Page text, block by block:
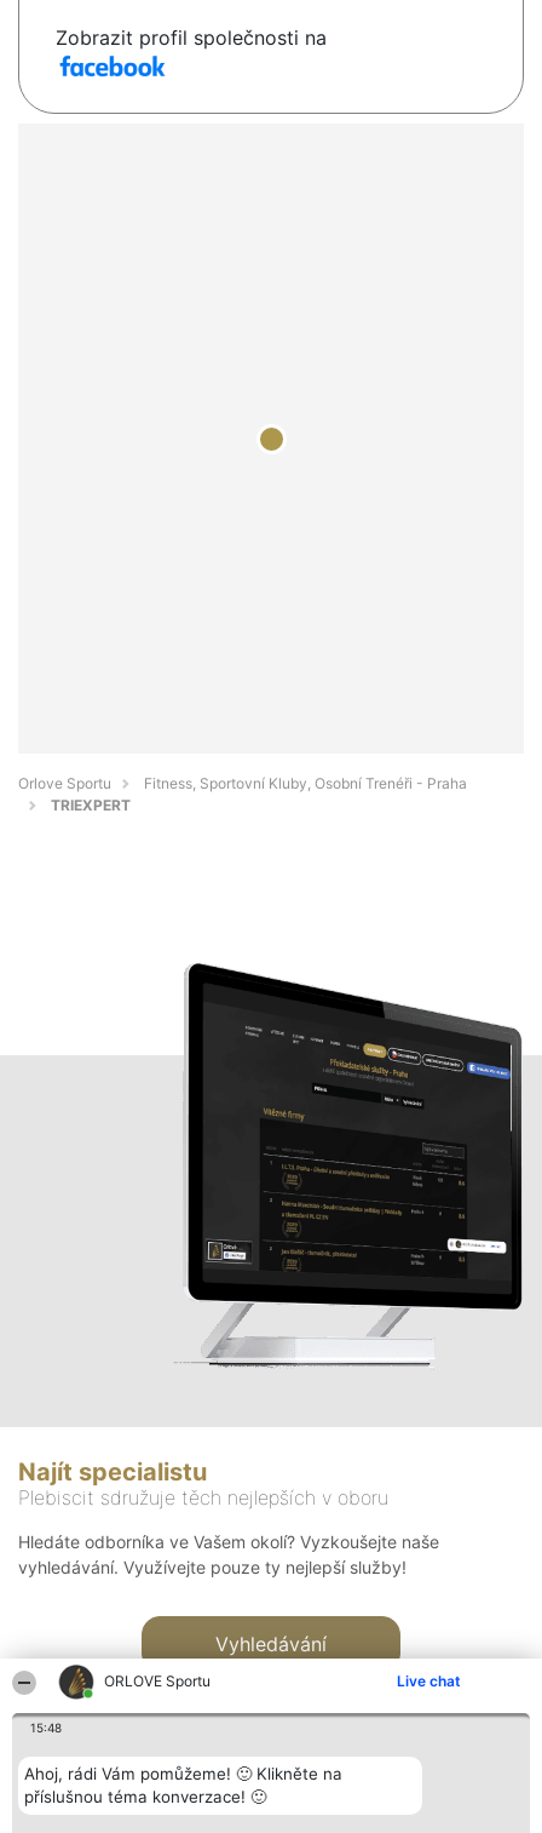
ORLOVE Sportu Live chat
15:48
Ahoj, rádi Vám pomůžeme! 🙂 Klikněte na
příslušnou téma konverzace! 🙂
Zobrazit profil společnosti na
Orlove Sportu
Fitness, Sportovní Kluby, Osobní Trenéři - Praha
TRIEXPERT
Najít specialistu
Plebiscit sdružuje těch nejlepších v oboru
Hledáte odborníka ve Vašem okolí? Vyzkoušejte naše
vyhledávání. Využívejte pouze ty nejlepší služby!
Vyhledávání